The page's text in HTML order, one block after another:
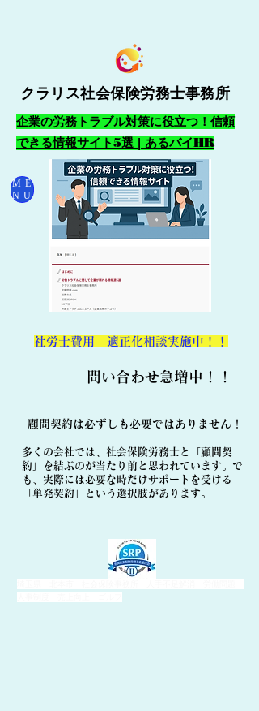
クラリス社会保険労務士事務所
企業の労務トラブル対策に役立つ！信頼
できる情報サイト5選 | あるバイHR
ME
NU
​社労士費用 適正化相談実施中！！
​問い合わせ急増中！！
顧問契約は必ずしも必要ではありません！
多くの会社では、社会保険労務士と「顧問契
約」を結ぶのが当たり前と思われています。で
も、実際には必要な時だけサポートを受ける
「単発契約」という選択肢があります。